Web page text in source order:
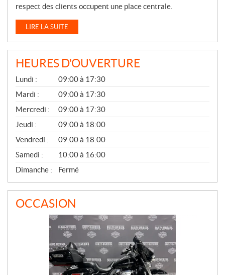
respect des clients occupent une place centrale.
LIRE LA SUITE
HEURES D'OUVERTURE
G
É
N
É
R
A
L
Lundi :
09:00 à 17:30
Mardi :
09:00 à 17:30
Mercredi :
09:00 à 17:30
Jeudi :
09:00 à 18:00
Vendredi :
09:00 à 18:00
Samedi :
10:00 à 16:00
Dimanche :
Fermé
OCCASION